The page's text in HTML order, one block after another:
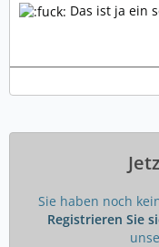
Das ist ja ein
Sie haben noch
Registrieren Sie